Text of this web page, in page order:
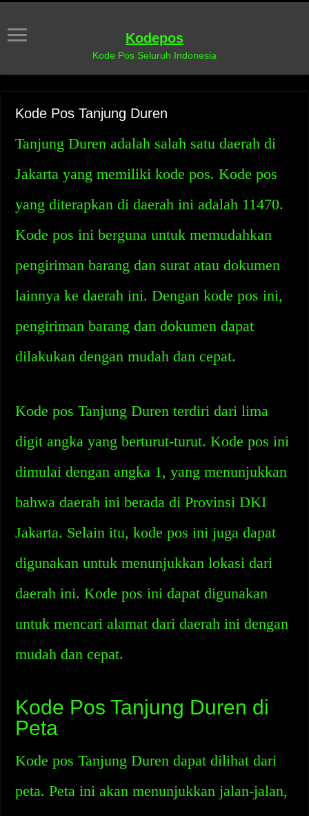
Kodepos
Kode Pos Seluruh Indonesia
Kode Pos Tanjung Duren
Tanjung Duren adalah salah satu daerah di
Jakarta yang memiliki kode pos. Kode pos
yang diterapkan di daerah ini adalah 11470.
Kode pos ini berguna untuk memudahkan
pengiriman barang dan surat atau dokumen
lainnya ke daerah ini. Dengan kode pos ini,
pengiriman barang dan dokumen dapat
dilakukan dengan mudah dan cepat.
Kode pos Tanjung Duren terdiri dari lima
digit angka yang berturut-turut. Kode pos ini
dimulai dengan angka 1, yang menunjukkan
bahwa daerah ini berada di Provinsi DKI
Jakarta. Selain itu, kode pos ini juga dapat
digunakan untuk menunjukkan lokasi dari
daerah ini. Kode pos ini dapat digunakan
untuk mencari alamat dari daerah ini dengan
mudah dan cepat.
Kode Pos Tanjung Duren di
Peta
Kode pos Tanjung Duren dapat dilihat dari
peta. Peta ini akan menunjukkan jalan-jalan,